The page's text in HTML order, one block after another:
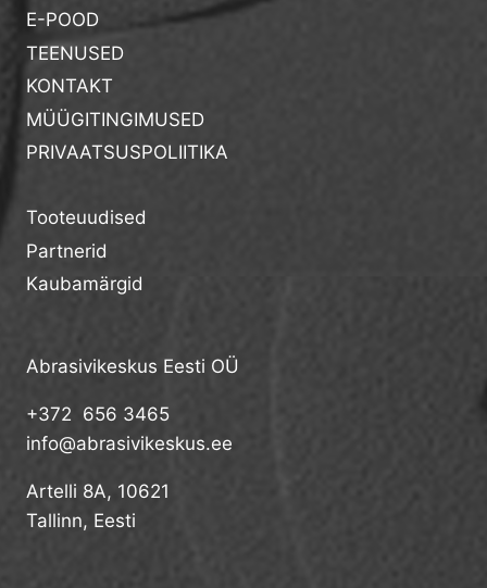
E-POOD
TEENUSED
KONTAKT
MÜÜGITINGIMUSED
PRIVAATSUSPOLIITIKA
Tooteuudised
Partnerid
Kaubamärgid
Abrasivikeskus Eesti OÜ
+372 656 3465
info@abrasivikeskus.ee
Artelli 8A, 10621
Tallinn, Eesti